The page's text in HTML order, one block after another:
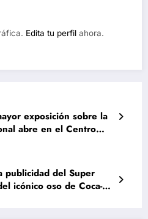
Edita tu perfil ahora.
exposición sobre la
abre en el Centro
publicidad del Super
icónico oso de Coca-